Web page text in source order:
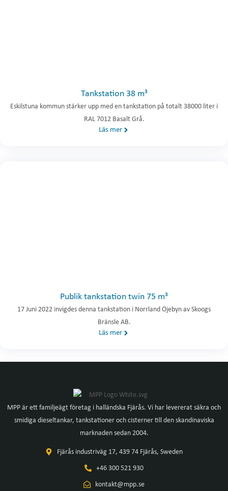
Tankstation 38 m³
Eskilstuna kommun stärker upp med en tankstation på totalt 38000 liter i
RAL 7012 Basalt Grå.
Läs mer
Publik tankstation twin 75 m³
17 Juni 2022 invigdes denna tankstation i Norrland Öjebyn av Skoogs
Bränsle AB.
Läs mer
MPP är ett familjeägt företag i halländska Fjärås. Vi har levererat säkra och
smidiga dieseltankar, tankstationer och cisterner till den skandinaviska
marknaden sedan 2004.
Fjärås industriväg 17, 439 74 Fjärås, Sweden
+46 300 521 930
kontakt@mpp.se